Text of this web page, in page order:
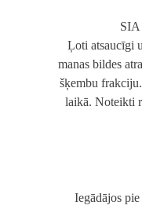
Ļoti atsaucīgi
manas bildes
šķembu
laikā. Noteikti
Iegādājos